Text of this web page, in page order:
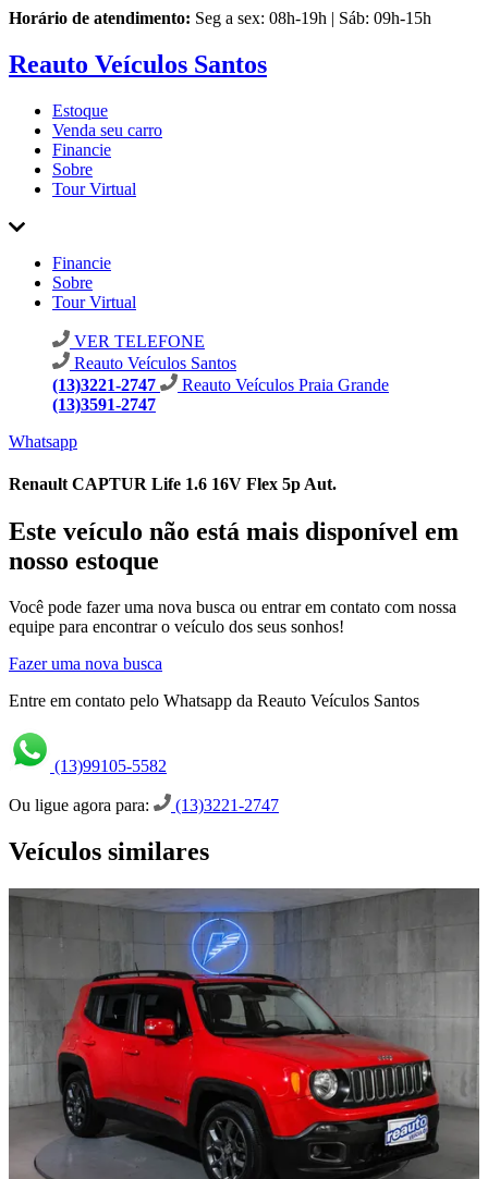
Horário de atendimento: Seg a sex: 08h-19h | Sáb: 09h-15h
Reauto Veículos Santos
Estoque
Venda seu carro
Financie
Sobre
Tour Virtual
Financie
Sobre
Tour Virtual
VER TELEFONE
Reauto Veículos Santos
(13)3221-2747
Reauto Veículos Praia Grande
(13)3591-2747
Whatsapp
Renault CAPTUR Life 1.6 16V Flex 5p Aut.
Este veículo não está mais disponível em
nosso estoque
Você pode fazer uma nova busca ou entrar em contato com nossa
equipe para encontrar o veículo dos seus sonhos!
Fazer uma nova busca
Entre em contato pelo Whatsapp da Reauto Veículos Santos
(13)99105-5582
Ou ligue agora para: (13)3221-2747
Veículos similares